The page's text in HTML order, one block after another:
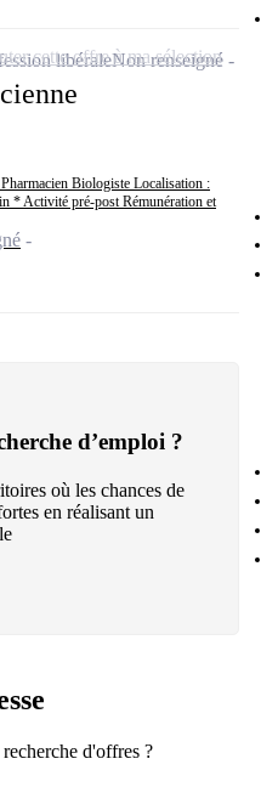
Biologiste Localisation :
* Activité pré-post Rémunération et
libéraleNon renseigné
cette offre à ma sélection
d’emploi ?
où les chances de
en réalisant un
d'offres ?